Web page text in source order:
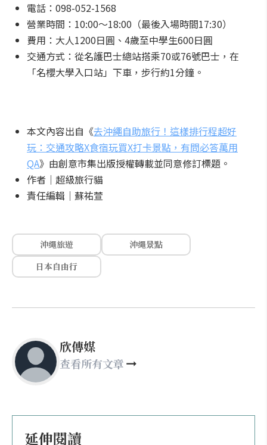
電話：098-052-1568
營業時間：10:00～18:00（最後入場時間17:30）
費用：大人1200日圓、4歲至中學生600日圓
交通方式：從名護巴士總站搭乘70或76號巴士，在
「名櫻大學入口站」下車，步行約1分鐘。
本文內容出自《去沖繩自助旅行！這樣排行程超好
玩：交通攻略X食宿玩買X打卡景點，有問必答萬用
QA》由創意市集出版授權轉載並同意修訂標題。
作者｜超級旅行貓
責任編輯｜蘇祐萱
沖繩旅遊
沖繩景點
日本自由行
欣傳媒
查看所有文章
延伸閱讀